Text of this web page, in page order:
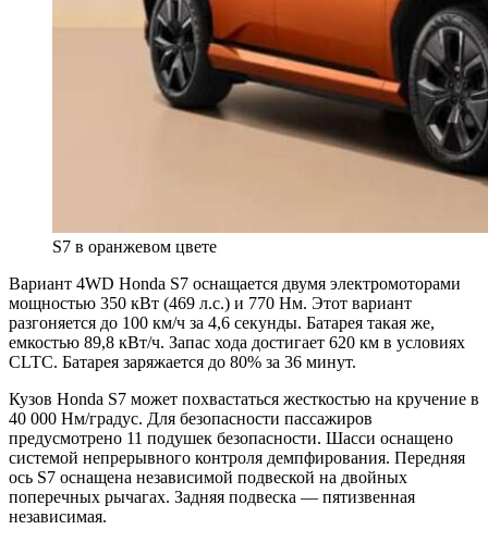
S7 в оранжевом цвете
Вариант 4WD Honda S7 оснащается двумя электромоторами
мощностью 350 кВт (469 л.с.) и 770 Нм. Этот вариант
разгоняется до 100 км/ч за 4,6 секунды. Батарея такая же,
емкостью 89,8 кВт/ч. Запас хода достигает 620 км в условиях
CLTC. Батарея заряжается до 80% за 36 минут.
Кузов Honda S7 может похвастаться жесткостью на кручение в
40 000 Нм/градус. Для безопасности пассажиров
предусмотрено 11 подушек безопасности. Шасси оснащено
системой непрерывного контроля демпфирования. Передняя
ось S7 оснащена независимой подвеской на двойных
поперечных рычагах. Задняя подвеска — пятизвенная
независимая.